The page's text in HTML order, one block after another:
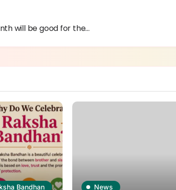
will be good for the…
Bandhan News